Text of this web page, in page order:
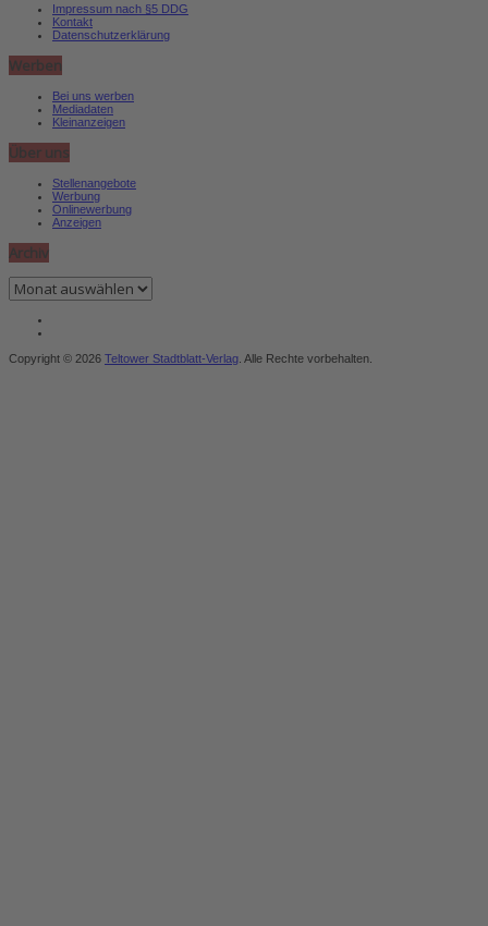
Impressum nach §5 DDG
Kontakt
Datenschutzerklärung
Werben
Bei uns werben
Mediadaten
Kleinanzeigen
Über uns
Stellenangebote
Werbung
Onlinewerbung
Anzeigen
Archiv
Archiv
Copyright © 2026 Teltower Stadtblatt-Verlag . Alle Rechte vorbehalten.